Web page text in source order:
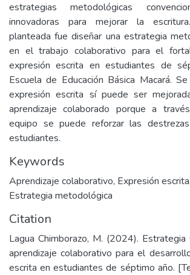
estrategias metodológicas
innovadoras para mejorar la
planteada fue diseñar una estrategia
en el trabajo colaborativo para el
expresión escrita en estudiantes de
Escuela de Educación Básica Macará.
expresión escrita sí puede ser
aprendizaje colaborado porque a
equipo se puede reforzar las
estudiantes.
Keywords
Aprendizaje colaborativo, Expresión escrita,
Estrategia metodológica
Citation
Lagua Chimborazo, M. (2024).
aprendizaje colaborativo para el
escrita en estudiantes de séptimo año.